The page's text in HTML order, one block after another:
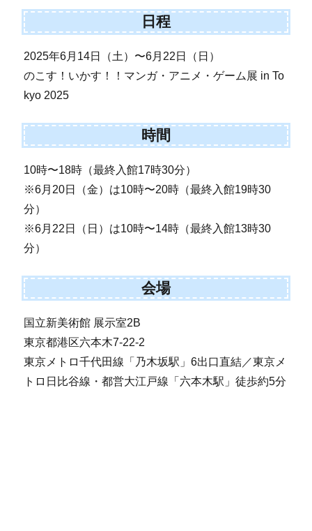
日程
2025年6月14日（土）〜6月22日（日）
のこす！いかす！！マンガ・アニメ・ゲーム展 in To
kyo 2025
時間
10時〜18時（最終入館17時30分）
※6月20日（金）は10時〜20時（最終入館19時30
分）
※6月22日（日）は10時〜14時（最終入館13時30
分）
会場
国立新美術館 展示室2B
東京都港区六本木7-22-2
東京メトロ千代田線「乃木坂駅」6出口直結／東京メ
トロ日比谷線・都営大江戸線「六本木駅」徒歩約5分